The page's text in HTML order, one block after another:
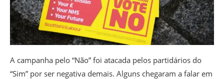
A campanha pelo “Não” foi atacada pelos partidários do
“Sim” por ser negativa demais. Alguns chegaram a falar em